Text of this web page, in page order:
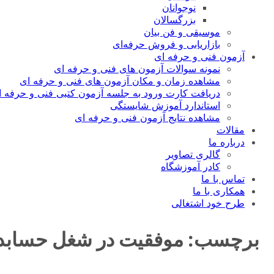
نوجوانان
بزرگسالان
موسیقی و فن بیان
بازاریابی و فروش حرفه‌ای
آزمون فنی و حرفه ای
نمونه سوالات آزمون های فنی و حرفه ای
مشاهده زمان و مکان آزمون های فنی و حرفه ای
دریافت کارت ورود به جلسه آزمون کتبی فنی و حرفه
استاندارد آموزش شایستگی
مشاهده نتایج آزمون فنی و حرفه ای
مقالات
درباره ما
گالری تصاویر
کادر آموزشگاه
تماس با ما
همکاری با ما
طرح خود اشتغالی
برچسب: موفقیت در شغل